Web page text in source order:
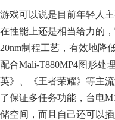
游戏可以说是目前年轻人
在性能上还是相当给力的
20nm制程工艺，有效地降
配合Mali-T880MP4图形处
英》、《王者荣耀》等主
了保证多任务功能，台电
储空间，而且自己还可以